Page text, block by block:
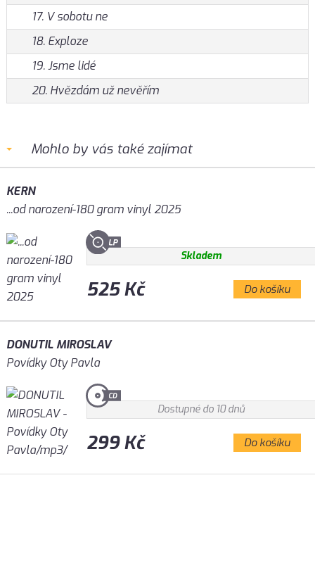
17. V sobotu ne
18. Exploze
19. Jsme lidé
20. Hvězdám už nevěřím
Mohlo by vás také zajímat
KERN
...od narození-180 gram vinyl 2025
Skladem
525 Kč Do košíku
DONUTIL MIROSLAV
Povídky Oty Pavla
Dostupné do 10 dnů
299 Kč Do košíku